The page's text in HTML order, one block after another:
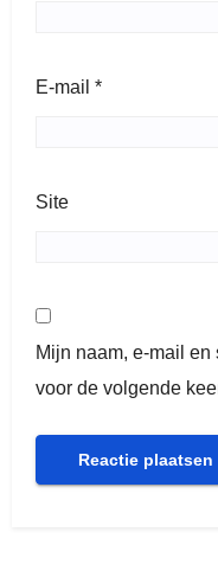
E-mail *
Site
Mijn naam, e-mail
voor de volgende